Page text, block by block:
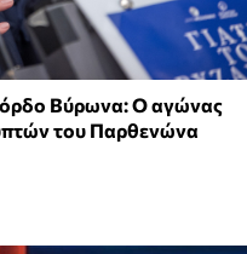
Βύρωνα: Ο αγώνας
του Παρθενώνα